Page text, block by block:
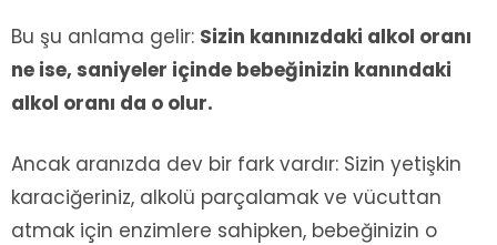
Bu şu anlama gelir: Sizin kanınızdaki alkol oranı
ne ise, saniyeler içinde bebeğinizin kanındaki
alkol oranı da o olur.
Ancak aranızda dev bir fark vardır: Sizin yetişkin
karaciğeriniz, alkolü parçalamak ve vücuttan
atmak için enzimlere sahipken, bebeğinizin o